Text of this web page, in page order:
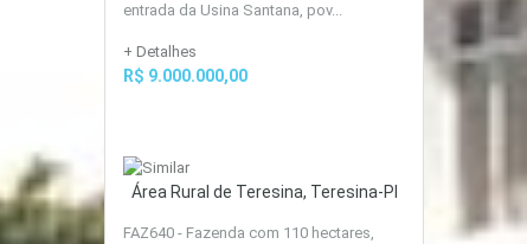
entrada da Usina Santana, pov...
+ Detalhes
R$ 9.000.000,00
Área Rural de Teresina, Teresina-PI
FAZ640 - Fazenda com 110 hectares,